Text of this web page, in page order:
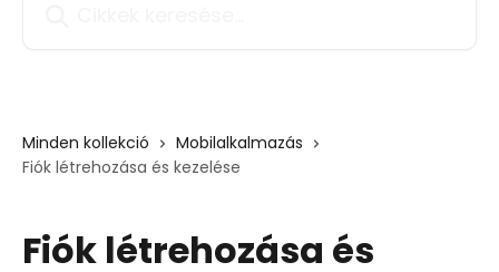
Minden kollekció
Mobilalkalmazás
Fiók létrehozása és kezelése
Fiók létrehozása és